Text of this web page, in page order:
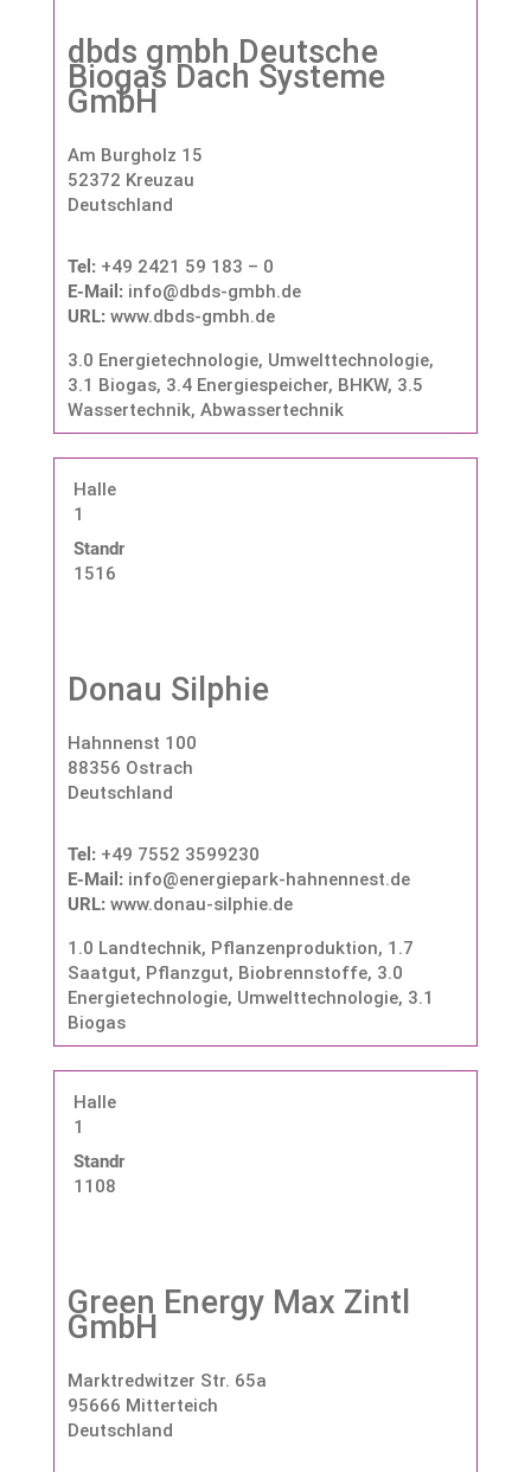
dbds gmbh Deutsche
Biogas Dach Systeme
GmbH
Am Burgholz 15
52372 Kreuzau
Deutschland
Tel: +49 2421 59 183 – 0
E-Mail: info@dbds-gmbh.de
URL: www.dbds-gmbh.de
3.0 Energietechnologie, Umwelttechnologie,
3.1 Biogas, 3.4 Energiespeicher, BHKW, 3.5
Wassertechnik, Abwassertechnik
Halle
1
Standnummer:
1516
Donau Silphie
Hahnnenst 100
88356 Ostrach
Deutschland
Tel: +49 7552 3599230
E-Mail: info@energiepark-hahnennest.de
URL: www.donau-silphie.de
1.0 Landtechnik, Pflanzenproduktion, 1.7
Saatgut, Pflanzgut, Biobrennstoffe, 3.0
Energietechnologie, Umwelttechnologie, 3.1
Biogas
Halle
1
Standnummer:
1108
Green Energy Max Zintl
GmbH
Marktredwitzer Str. 65a
95666 Mitterteich
Deutschland